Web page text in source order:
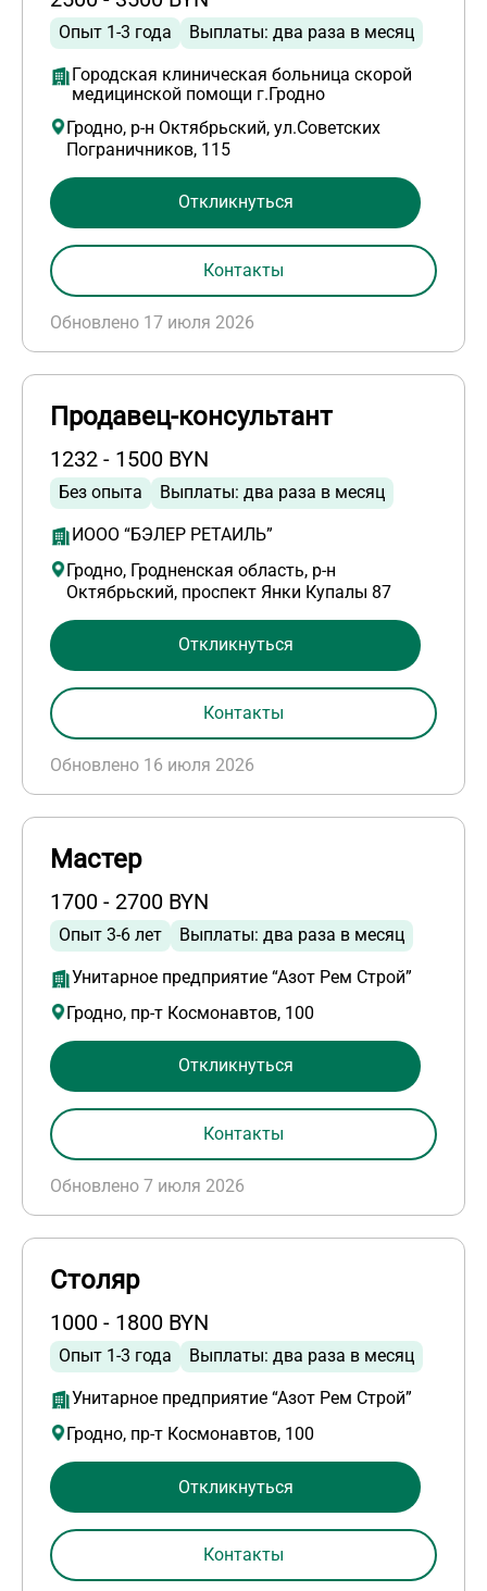
Опыт 1-3 года Выплаты: два раза в месяц
Городская клиническая больница скорой
медицинской помощи г.Гродно
Гродно, р-н Октябрьский, ул.Советских
Пограничников, 115
Обновлено 17 июля 2026
Откликнуться
Контакты
Продавец-консультант
1232 - 1500 BYN
Без опыта Выплаты: два раза в месяц
ИООО “БЭЛЕР РЕТАИЛЬ”
Гродно, Гродненская область, р-н
Октябрьский, проспект Янки Купалы 87
Обновлено 16 июля 2026
Откликнуться
Контакты
Мастер
1700 - 2700 BYN
Опыт 3-6 лет Выплаты: два раза в месяц
Унитарное предприятие “Азот Рем Строй”
Гродно, пр-т Космонавтов, 100
Обновлено 7 июля 2026
Откликнуться
Контакты
Столяр
1000 - 1800 BYN
Опыт 1-3 года Выплаты: два раза в месяц
Унитарное предприятие “Азот Рем Строй”
Гродно, пр-т Космонавтов, 100
Откликнуться
Контакты